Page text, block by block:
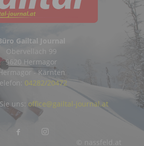
Gailtal Journal
Obervellach 99
9620 Hermagor
- Kärnten
04282/20472
© nassfeld.at
uns: office@gailtal-journal.at